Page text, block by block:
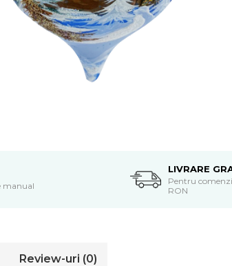
manual
LIVRARE
Pentru
RON
Review-uri (0)